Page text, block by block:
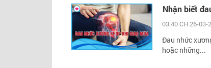
Nhận biết
03:40 CH 26-03-
Đau nhức
hoặc những...